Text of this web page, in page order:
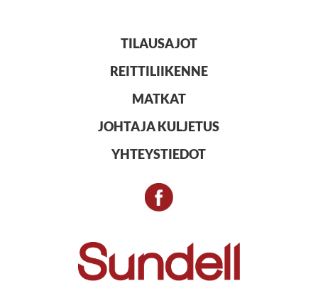
TILAUSAJOT
REITTILIIKENNE
MATKAT
JOHTAJA KULJETUS
YHTEYSTIEDOT